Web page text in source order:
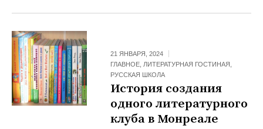
21 ЯНВАРЯ, 2024
ГЛАВНОЕ ЛИТЕРАТУРНАЯ ГОСТИНАЯ
РУССКАЯ ШКОЛА
История создания
одного литературного
клуба в Монреале